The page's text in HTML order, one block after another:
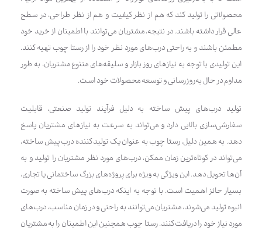
محصولاتی را تولید کند که هم از نظر کیفیت و هم از نظر طراحی، در سطح
عالی قرار داشته باشند. در نتیجه، مشتریان می‌توانند با اطمینان از خرید خود
مطمئن باشند و به راحتی درب‌های مورد نظر خود را از رستا چوب تهیه کنند.
این تولیدی با توجه به نیازهای روز بازار و سلیقه‌های متنوع مشتریان، به طور
مداوم در حال به‌روزرسانی و توسعه محصولات خود است.
تولید درب‌های پیش ساخته به دلیل فرآیند تولید صنعتی، قابلیت
سفارشی‌سازی بالایی دارد و می‌تواند به سرعت به نیازهای مشتریان پاسخ
دهد. به همین دلیل، رستا چوب به عنوان یک تولید کننده درب پیش ساخته،
می‌تواند در کوتاه‌ترین زمان ممکن، درب‌های مورد نظر مشتریان را تولید و به
آن‌ها تحویل دهد. این ویژگی به ویژه برای پروژه‌های بزرگ ساختمانی یا تجاری،
بسیار حائز اهمیت است. با توجه به اینکه درب‌های پیش ساخته به صورت
انبوه تولید می‌شوند، مشتریان می‌توانند به راحتی و در زمان مناسب، درب‌های
مورد نیاز خود را دریافت کنند. رستا چوب همچنین این اطمینان را به مشتریان